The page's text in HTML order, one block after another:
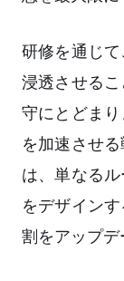
研修を通じ
浸透させる
守にとどま
を加速させ
は、単なる
をデザイン
割をアップデ